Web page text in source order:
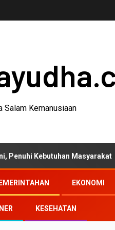
Salam Kemanusiaan
Masyarakat
EKONOMI
KESEHATAN